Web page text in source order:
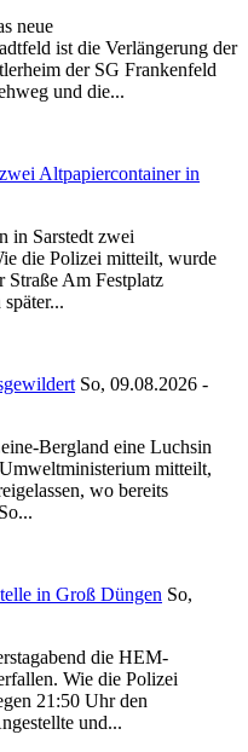
neue
ist die Verlängerung der
der SG Frankenfeld
und die...
Altpapiercontainer in
in Sarstedt zwei
die Polizei mitteilt, wurde
Straße Am Festplatz
So, 09.08.2026 -
Bergland eine Luchsin
mitteilt,
wo bereits
in Groß Düngen So,
die HEM-
Wie die Polizei
21:50 Uhr den
und...